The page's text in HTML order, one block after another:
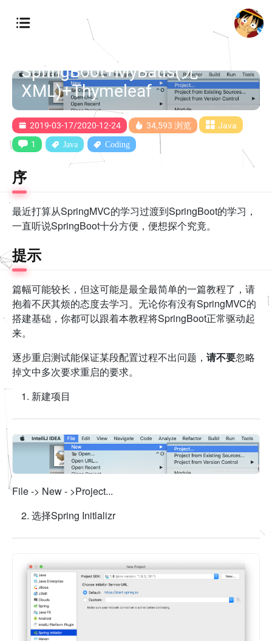
从 SpringMVC 转为使用
SpringBoot —— 手把手带你使
SpringBoot+MyBatis(无
XML)+Thymeleaf
2019-03-17/2020-12-24 34,593 浏览
Java
1
Java Coding
序
最近打算从SpringMVC的学习过渡到SpringBoot的学习，
一直听说SpringBoot十分方便，便想探个究竟。
提示
篇幅可能较长，但这可能是最全最简单的一篇教程了，请
抱着不厌其烦的态度去学习。无论你有没有SpringMVC的
搭建基础，你都可以跟着本教程将SpringBoot正常驱动起
来。
逐步重启测试能保证某段配置过程不出问题， 请不要忽略
掉文中多次要求重启的要求。
新建项目
File -> New - >Project...
选择Spring Initlalizr